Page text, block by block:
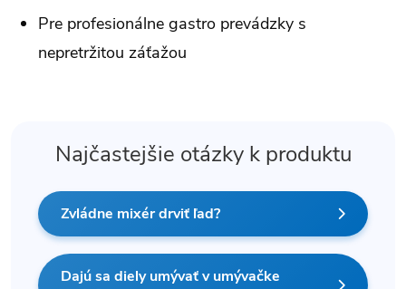
Pre profesionálne gastro prevádzky s
nepretržitou záťažou
Najčastejšie otázky k produktu
Zvládne mixér drviť ľad?
Dajú sa diely umývať v umývačke